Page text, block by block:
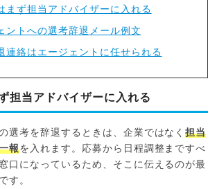
まず担当アドバイザーに入れる
ントへの選考辞退メール例文
連絡はエージェントに任せられる
担当アドバイザーに入れる
選考を辞退するときは、企業ではなく担当
報を入れます。応募から日程調整まですべ
口になっているため、そこに伝えるのが最
す。